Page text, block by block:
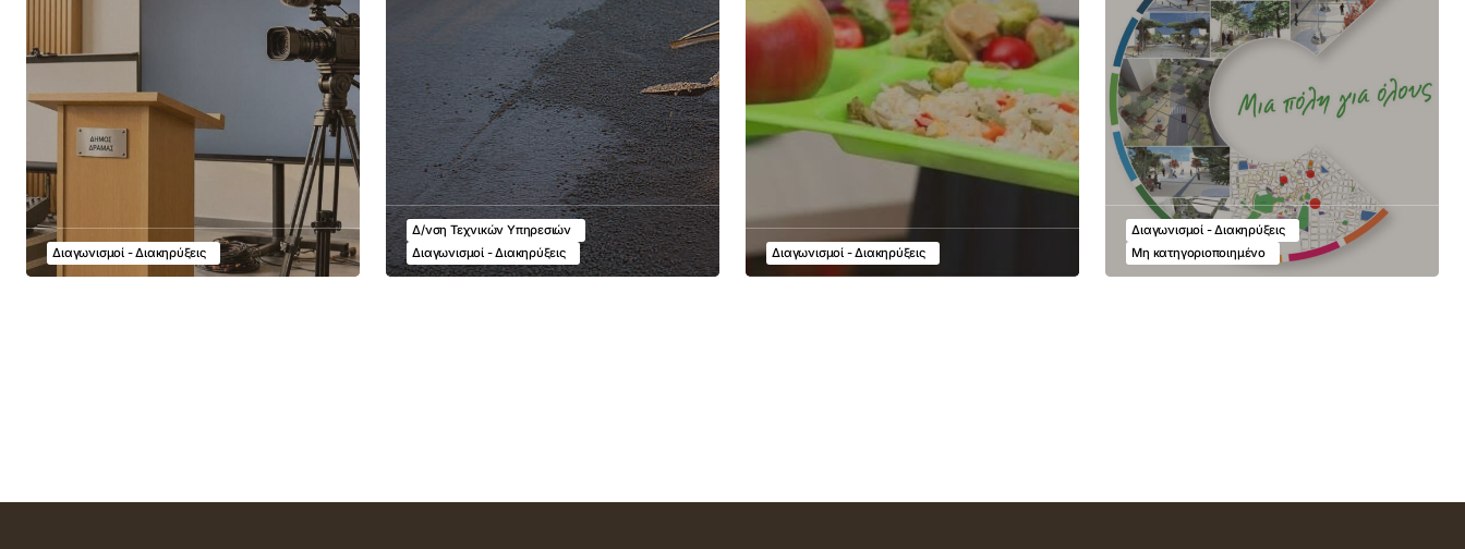
Διαγωνισμοί - Διακηρύξεις
Δ/νση Τεχνικών Υπηρεσιών
Διαγωνισμοί - Διακηρύξεις
Διαγωνισμοί - Διακηρύξεις
Διαγωνισμοί - Διακηρύξεις
Μη κατηγοριοποιημένο